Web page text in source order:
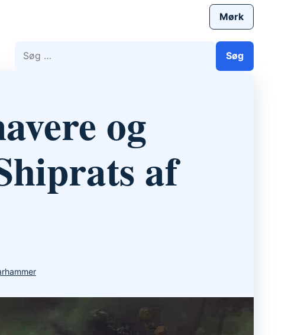
Mørk
Søg
og
af